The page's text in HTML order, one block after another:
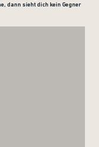
dann sieht dich kein Gegner